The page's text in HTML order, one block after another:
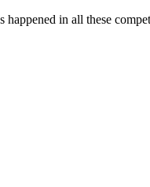
in all these